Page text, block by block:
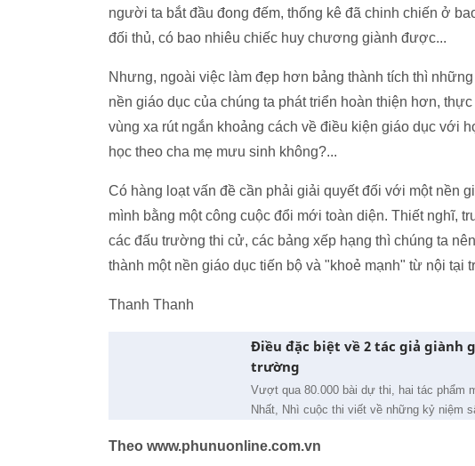
người ta bắt đầu đong đếm, thống kê đã chinh chiến ở
đối thủ, có bao nhiêu chiếc huy chương giành được...
Nhưng, ngoài việc làm đẹp hơn bảng thành tích thì
nền giáo dục của chúng ta phát triển hoàn thiện hơn,
vùng xa rút ngắn khoảng cách về điều kiện giáo dục với
học theo cha mẹ mưu sinh không?...
Có hàng loạt vấn đề cần phải giải quyết đối với một nền
mình bằng một công cuộc đổi mới toàn diện. Thiết nghĩ,
các đấu trường thi cử, các bảng xếp hạng thì chúng ta
thành một nền giáo dục tiến bộ và "khoẻ mạnh" từ nội tại
Thanh Thanh
Điều đặc biệt về 2 tác giả giành
trường
Vượt qua 80.000 bài dự thi, hai tác phẩm
Nhất, Nhì cuộc thi viết về những kỷ niệm
Theo www.phunuonline.com.vn